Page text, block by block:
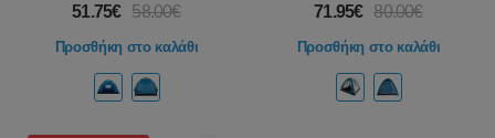
51.75€ 58.00€
Προσθήκη στο καλάθι
71.95€ 80.00€
Προσθήκη στο καλάθι